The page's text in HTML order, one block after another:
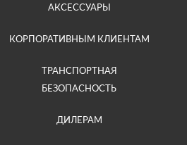
АКСЕССУАРЫ
КОРПОРАТИВНЫМ КЛИЕНТАМ
ТРАНСПОРТНАЯ
БЕЗОПАСНОСТЬ
ДИЛЕРАМ